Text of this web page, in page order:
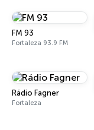
FM 93
Fortaleza 93.9 FM
Rádio Fagner
Fortaleza